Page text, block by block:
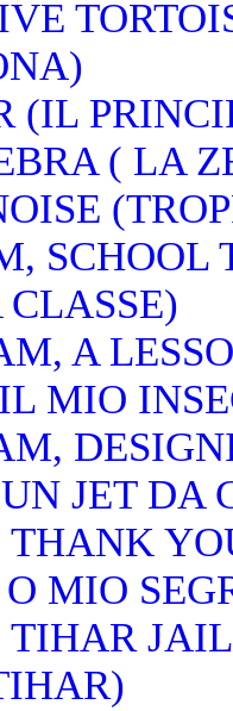
(IL
( LA
SCHOOL
A
MIO
JET DA
MIO
TIHAR